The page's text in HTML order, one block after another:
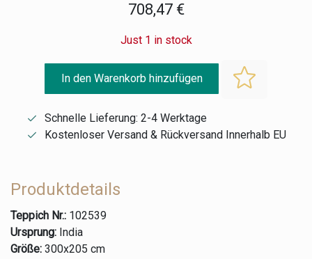
708,47 €
Just 1 in stock
In den Warenkorb hinzufügen
Schnelle Lieferung: 2-4 Werktage
Kostenloser Versand & Rückversand Innerhalb EU
Produktdetails
Teppich Nr.: 102539
Ursprung: India
Größe: 300x205 cm